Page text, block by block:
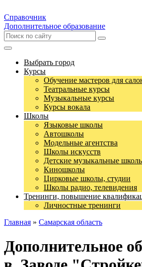
Справочник
Дополнительное образование
Выбрать город
Курсы
Обучение мастеров для
Театральные курсы
Музыкальные курсы
Курсы вокала
Школы
Языковые школы
Автошколы
Модельные агентства
Школы искусств
Детские музыкальные
Киношколы
Цирковые школы, студии
Школы радио, телевидения
Тренинги, повышение
Личностные тренинги
Главная » Самарская область
Дополнительное